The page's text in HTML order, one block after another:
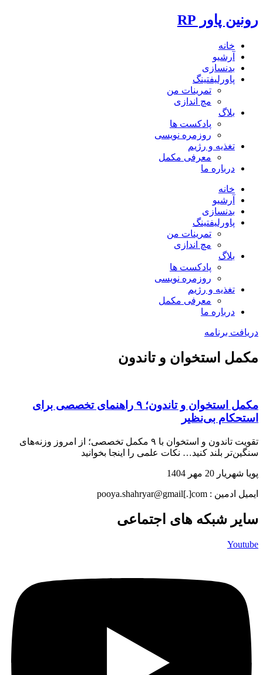
رونین پاور RP
خانه
آرشیو
بدنسازی
پاورلیفتینگ
تمرینات من
مچ اندازی
بلاگ
پادکست ها
روزمره نویسی
تغذیه و رژیم
معرفی مکمل
درباره ما
خانه
آرشیو
بدنسازی
پاورلیفتینگ
تمرینات من
مچ اندازی
بلاگ
پادکست ها
روزمره نویسی
تغذیه و رژیم
معرفی مکمل
درباره ما
دریافت برنامه
مکمل استخوان و تاندون
مکمل استخوان و تاندون؛ ۹ راهنمای تخصصی برای
استحکام بی‌نظیر
تقویت تاندون و استخوان با ۹ مکمل تخصصی؛ از امروز وزنه‌های
سنگین‌تر بلند کنید… نکات علمی را اینجا بخوانید
پویا شهریار 20 مهر 1404
ایمیل ادمین : pooya.shahryar@gmail[.]com
سایر شبکه های اجتماعی
Youtube